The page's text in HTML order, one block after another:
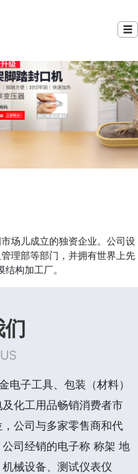
☰
场儿成立的独资企业。公司设
理部等部门，并拥有世界上先
构加工厂。
们
电子工具、包装（材料）
化工用品畅销消费者市
公司与多家零售商和代
司经销的电子称 称架 地
械设备、测试仪表仪